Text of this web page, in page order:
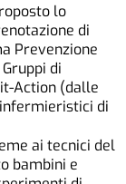
lo
di
Prevenzione
di
Action (dalle
di
ai tecnici del
bambini e